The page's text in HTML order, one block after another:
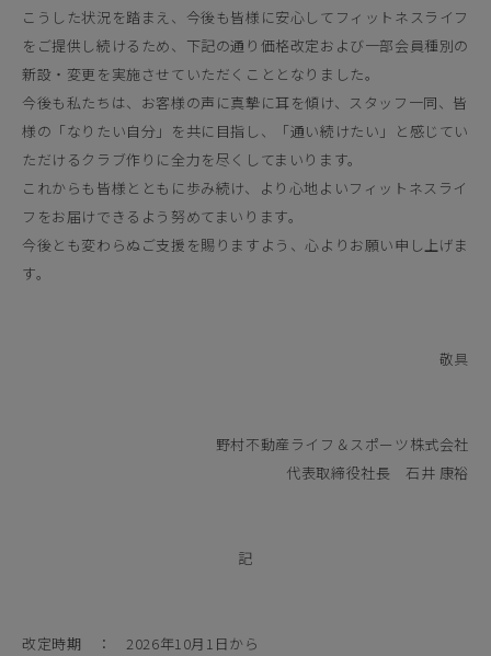
こうした状況を踏まえ、今後も皆様に安心してフィットネスライフ
をご提供し続けるため、下記の通り価格改定および一部会員種別の
新設・変更を実施させていただくこととなりました。
今後も私たちは、お客様の声に真摯に耳を傾け、スタッフ一同、皆
様の「なりたい自分」を共に目指し、「通い続けたい」と感じてい
ただけるクラブ作りに全力を尽くしてまいります。
これからも皆様とともに歩み続け、より心地よいフィットネスライ
フをお届けできるよう努めてまいります。
今後とも変わらぬご支援を賜りますよう、心よりお願い申し上げま
す。
敬具
野村不動産ライフ＆スポーツ株式会社
代表取締役社長 石井 康裕
記
改定時期 ： 2026年10月1日から